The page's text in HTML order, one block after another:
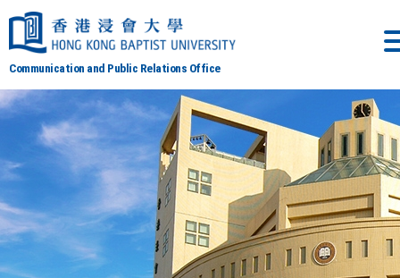
Communication and Public Relations Office